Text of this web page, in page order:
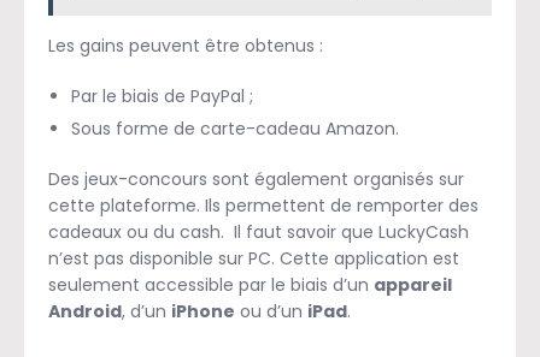
Les gains peuvent être obtenus :
Par le biais de PayPal ;
Sous forme de carte-cadeau Amazon.
Des jeux-concours sont également organisés sur
cette plateforme. Ils permettent de remporter des
cadeaux ou du cash. Il faut savoir que LuckyCash
n’est pas disponible sur PC. Cette application est
seulement accessible par le biais d’un appareil
Android, d’un iPhone ou d’un iPad.